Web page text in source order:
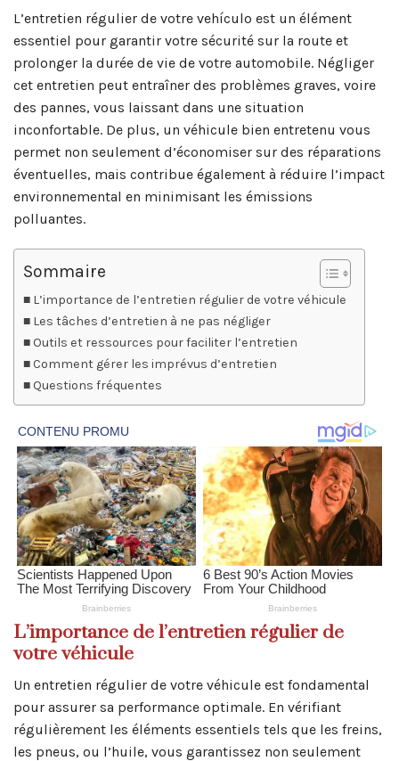
L’entretien régulier de votre vehículo est un élément
essentiel pour garantir votre sécurité sur la route et
prolonger la durée de vie de votre automobile. Négliger
cet entretien peut entraîner des problèmes graves, voire
des pannes, vous laissant dans une situation
inconfortable. De plus, un véhicule bien entretenu vous
permet non seulement d’économiser sur des réparations
éventuelles, mais contribue également à réduire l’impact
environnemental en minimisant les émissions
polluantes.
Sommaire
L’importance de l’entretien régulier de votre véhicule
Les tâches d’entretien à ne pas négliger
Outils et ressources pour faciliter l’entretien
Comment gérer les imprévus d’entretien
Questions fréquentes
L’importance de l’entretien régulier de
votre véhicule
Un entretien régulier de votre véhicule est fondamental
pour assurer sa performance optimale. En vérifiant
régulièrement les éléments essentiels tels que les freins,
les pneus, ou l’huile, vous garantissez non seulement